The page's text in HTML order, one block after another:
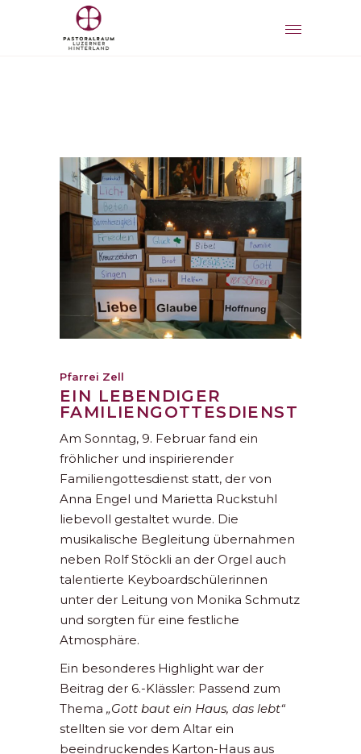
Pfarrei Zell
EIN LEBENDIGER
FAMILIENGOTTESDIENST
Am Sonntag, 9. Februar fand ein
fröhlicher und inspirierender
Familiengottesdienst statt, der von
Anna Engel und Marietta Ruckstuhl
liebevoll gestaltet wurde. Die
musikalische Begleitung übernahmen
neben Rolf Stöckli an der Orgel auch
talentierte Keyboardschülerinnen
unter der Leitung von Monika Schmutz
und sorgten für eine festliche
Atmosphäre.
Ein besonderes Highlight war der
Beitrag der 6.-Klässler: Passend zum
Thema „Gott baut ein Haus, das lebt“
stellten sie vor dem Altar ein
beeindruckendes Karton-Haus aus